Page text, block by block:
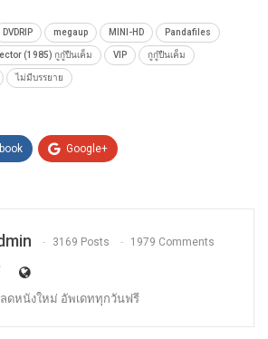
DVDRIP megaup MINI-HD Pandafiles
(1985) กูกู๋ปืนเค็ม VIP กูกู๋ปืนเค็ม
ไม่มีบรรยาย
Google+
3169 Posts 1979 Comments
ดหนังใหม่ อัพเดททุกวันฟรี